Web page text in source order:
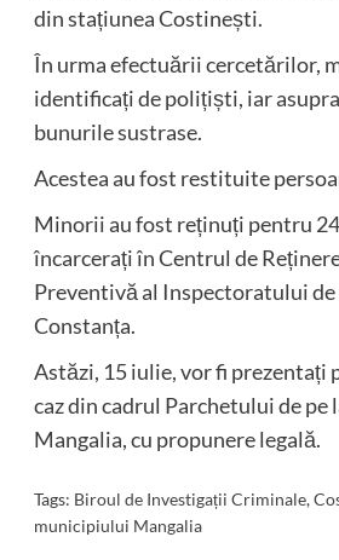
din stațiunea Costinești.
În urma efectuării cercetărilor,
identificați de polițiști, iar
bunurile sustrase.
Acestea au fost restituite
Minorii au fost reținuți pentru
încarcerați în Centrul de
Preventivă al Inspectoratului de
Constanța.
Astăzi, 15 iulie, vor fi prezentați
caz din cadrul Parchetului de pe
Mangalia, cu propunere legală.
Tags: Biroul de Investigații Criminale,
municipiului Mangalia